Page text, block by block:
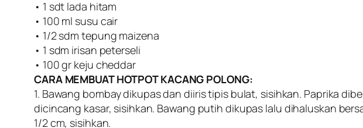
• 1 sdt lada hitam
• 100 ml susu cair
• 1/2 sdm tepung maizena
• 1 sdm irisan peterseli
• 100 gr keju cheddar
CARA MEMBUAT HOTPOT KACANG POLONG:
1. Bawang bombay dikupas dan diiris tipis bulat, sisihkan. Paprika
dicincang kasar, sisihkan. Bawang putih dikupas lalu dihaluskan
1/2 cm, sisihkan.